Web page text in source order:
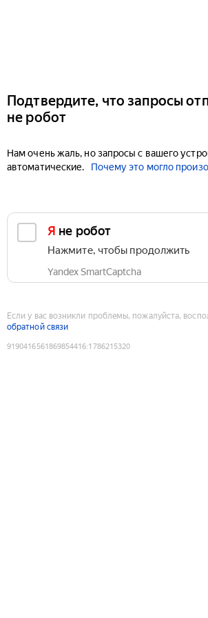
Подтвердите, что запросы
не робот
Нам очень жаль, но запросы с вашего
автоматические.
Почему это могло
Я не робот
Нажмите, чтобы продолжить
Yandex SmartCaptcha
Если у вас возникли проблемы, пожалуйста,
обратной связи
9190416561869854416:1786215320